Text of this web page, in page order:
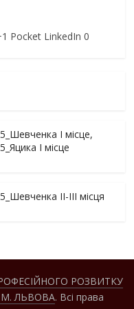
Pocket LinkedIn 0
І місце,
І місце
ІІ-ІІІ місця
РОЗВИТКУ
М. ЛЬВОВА. Всі права